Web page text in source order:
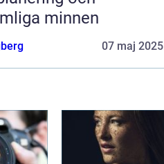
minnen
07 maj 2025